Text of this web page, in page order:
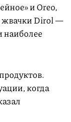
и Oreo,
жвачки Dirol —
наиболее
когда